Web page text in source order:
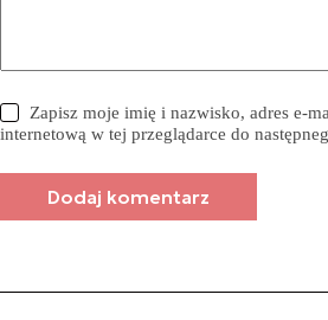
Zapisz moje imię i nazwisko, adres e-
internetową w tej przeglądarce do
Dodaj komentarz